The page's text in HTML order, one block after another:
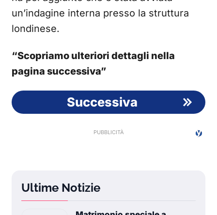
un’indagine interna presso la struttura
londinese.
“Scopriamo ulteriori dettagli nella
pagina successiva”
Successiva
Ultime Notizie